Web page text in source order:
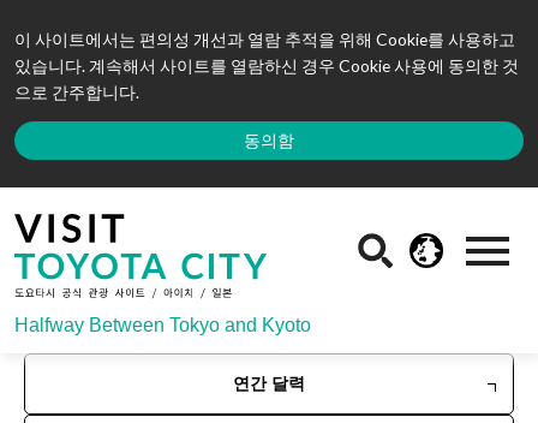
이 사이트에서는 편의성 개선과 열람 추적을 위해 Cookie를 사용하고
있습니다. 계속해서 사이트를 열람하신 경우 Cookie 사용에 동의한 것
으로 간주합니다.
동의함
Halfway Between Tokyo and Kyoto
연간 달력